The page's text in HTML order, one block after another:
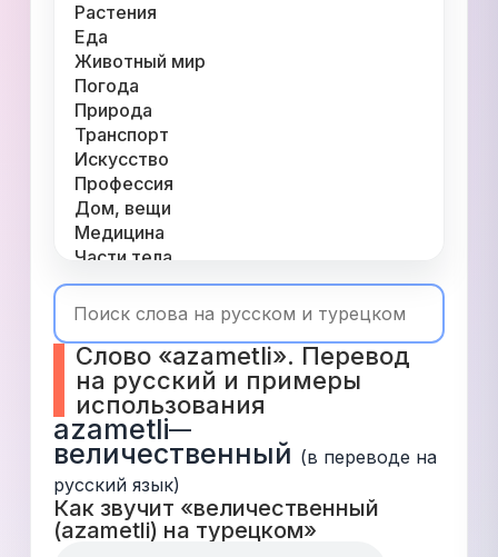
Растения
Еда
Животный мир
Погода
Природа
Транспорт
Искусство
Профессия
Дом, вещи
Медицина
Части тела
Одежда
Время
Числа
Глаголы
Служебные
Существительные
Прилагательные
Слово «azametli». Перевод
на русский и примеры
использования
azametli—
величественный (в переводе на
русский язык)
Как звучит «величественный
(azametli) на турецком»